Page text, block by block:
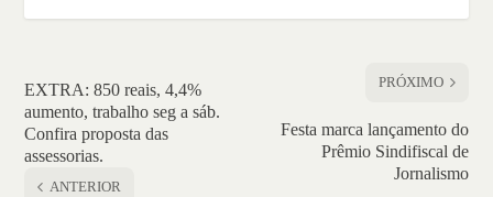
EXTRA: 850 reais, 4,4%
aumento, trabalho seg a sáb.
Confira proposta das
assessorias.
ANTERIOR
PRÓXIMO
Festa marca lançamento do
Prêmio Sindifiscal de
Jornalismo